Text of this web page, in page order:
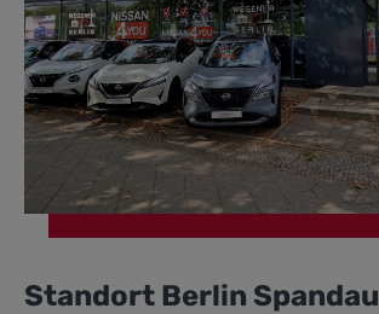
Standort Berlin Spandau